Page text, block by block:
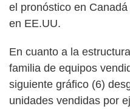
el pronóstico en
en EE.UU.
En cuanto a la
familia de equipos
siguiente gráfico (6)
unidades vendidas por